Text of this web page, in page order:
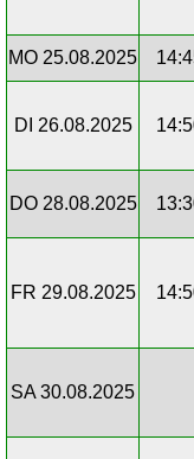
MO 25.08.2025
DI 26.08.2025
DO 28.08.2025
FR 29.08.2025
SA 30.08.2025